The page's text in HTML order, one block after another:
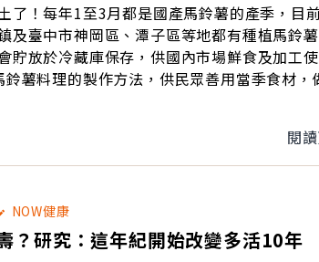
了！每年1至3月都是國產馬鈴薯的產季，目
及臺中市神岡區、潭子區等地都有種植馬鈴
貯放於冷藏庫保存，供國內市場鮮食及加工
薯料理的製作方法，供民眾善用當季食材，
閱
NOW健康
？研究：這年紀開始改變多活10年